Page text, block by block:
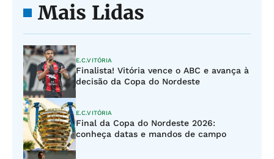
Mais Lidas
E.C.VITÓRIA
Finalista! Vitória vence o ABC e avança à
decisão da Copa do Nordeste
E.C.VITÓRIA
Final da Copa do Nordeste 2026:
conheça datas e mandos de campo